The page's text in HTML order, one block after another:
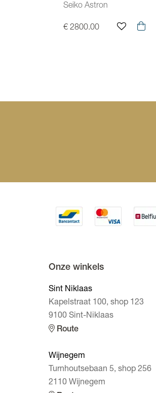
Seiko Astron
€ 2800.00
Onze winkels
Sint Niklaas
Kapelstraat 100, shop 123
9100 Sint-Niklaas
Route
Wijnegem
Turnhoutsebaan 5, shop 256
2110 Wijnegem